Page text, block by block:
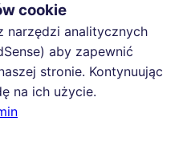
cookie
narzędzi analitycznych
aby zapewnić
stronie. Kontynuując
na ich użycie.